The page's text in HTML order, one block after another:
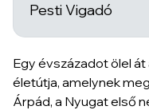
Pesti Vigadó
Egy évszázadot ölel
életútja, amelynek
Árpád, a Nyugat első